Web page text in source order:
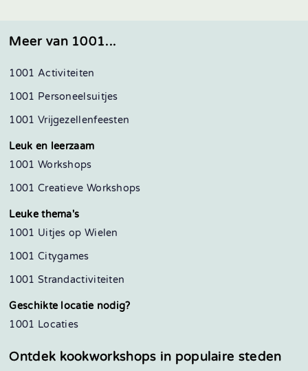
Meer van 1001...
1001 Activiteiten
1001 Personeelsuitjes
1001 Vrijgezellenfeesten
Leuk en leerzaam
1001 Workshops
1001 Creatieve Workshops
Leuke thema's
1001 Uitjes op Wielen
1001 Citygames
1001 Strandactiviteiten
Geschikte locatie nodig?
1001 Locaties
Ontdek kookworkshops in populaire steden